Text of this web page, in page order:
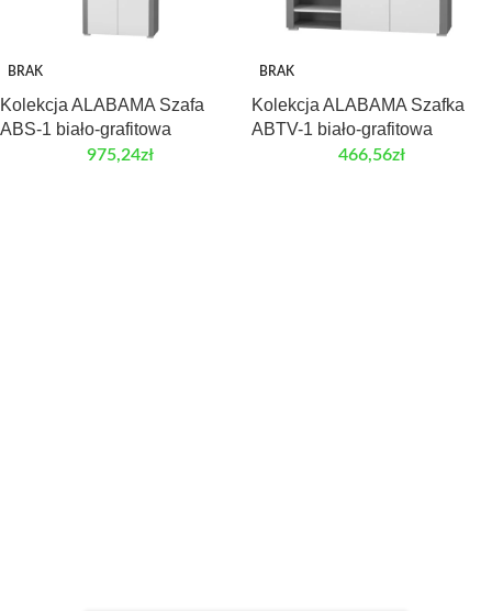
BRAK
Kolekcja ALABAMA Szafa
ABS-1 biało-grafitowa
975,24zł
BRAK
Kolekcja ALABAMA Szafka
ABTV-1 biało-grafitowa
466,56zł